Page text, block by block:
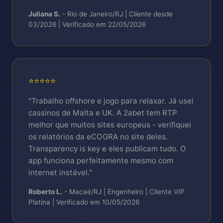
Juliana S. - Rio de Janeiro/RJ | Cliente desde
03/2026 | Verificado em 22/05/2026
⭐⭐⭐⭐⭐
"Trabalho offshore e jogo para relaxar. Já usei
cassinos de Malta e UK. A 2abet tem RTP
melhor que muitos sites europeus - verifiquei
os relatórios da eCOGRA no site deles.
Transparency is key e eles publicam tudo. O
app funciona perfeitamente mesmo com
internet instável."
Roberto L. - Macaé/RJ | Engenheiro | Cliente VIP
Platina | Verificado em 10/05/2026